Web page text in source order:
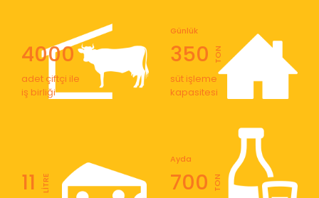
4000
adet çiftçi ile
iş birliği
350
Günlük
TON
süt işleme
kapasitesi
11 LİTRE 700
Ayda
TON